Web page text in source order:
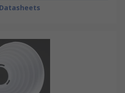
Datasheets